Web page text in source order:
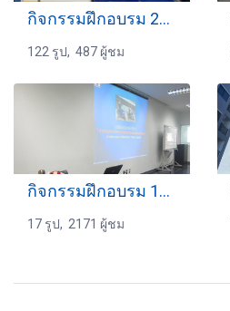
กิจกรรมฝึกอบรม 24-8-2568
122 รูป, 487 ผู้ชม
กิจกรรมฝึกอบรม 19-10-2559
17 รูป, 2171 ผู้ชม